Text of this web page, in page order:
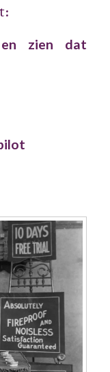
en zien dat